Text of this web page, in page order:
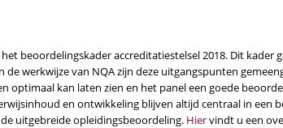
beoordelingskader accreditatiestelsel 2018. Dit kader
werkwijze van NQA zijn deze uitgangspunten
optimaal kan laten zien en het panel een goede
en ontwikkeling blijven altijd centraal in een
uitgebreide opleidingsbeoordeling. Hiervindt u een